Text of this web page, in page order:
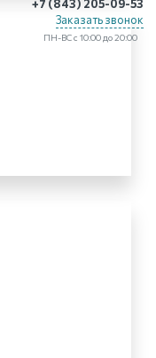
+7 (843) 205-09-53
Заказать звонок
ПН-ВС с 10:00 до 20:00